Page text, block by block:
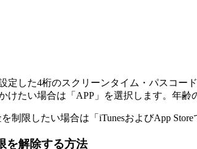
定した4桁のスクリーンタイム・パスコード
けたい場合は「APP」を選択します。年
制限したい場合は「iTunesおよびApp
を解除する方法